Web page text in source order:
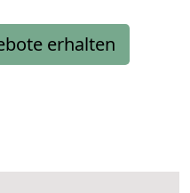
erhalten